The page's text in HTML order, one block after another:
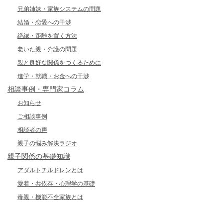
兄弟姉妹・家族システムの問題
結婚・恋愛への干渉
絶縁・距離を置く方法
老いた親・介護の問題
親と良好な関係をつくるために
進学・就職・お金への干渉
相談事例・専門家コラム
お知らせ
ご相談事例
相談者の声
親子の悩み解決ラジオ
親子関係の基礎知識
アダルトチルドレンとは
愛着・共依存・心理学の基礎
毒親・機能不全家族とは